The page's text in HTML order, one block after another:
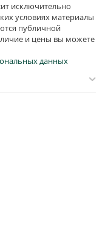
исключительно
условиях материалы
публичной
и цены вы можете
данных